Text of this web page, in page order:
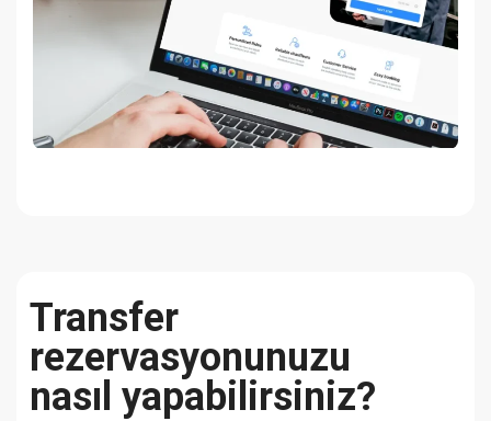
Transfer
rezervasyonunuzu
nasıl yapabilirsiniz?